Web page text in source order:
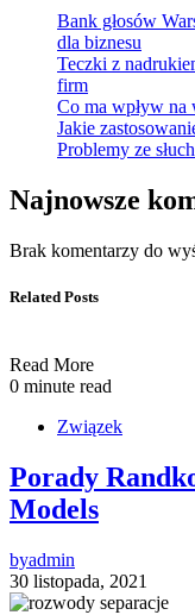
Bank głosów
dla biznesu
Teczki z
firm
Co ma wpływ na
Jakie
Problemy ze
Najnowsze
Brak komentarzy do
Related Posts
Read More
0 minute read
Związek
Porady
Models
byadmin
30 listopada, 2021